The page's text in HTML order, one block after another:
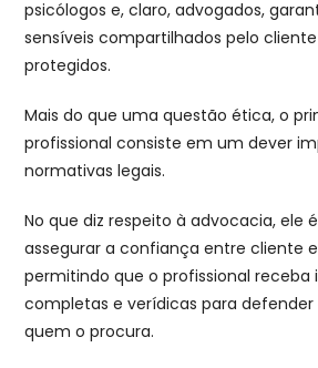
psicólogos e, claro, advogados,
sensíveis compartilhados pelo
protegidos.
Mais do que uma questão ética, o
profissional consiste em um dever
normativas legais.
No que diz respeito à advocacia, ele
assegurar a confiança entre cliente
permitindo que o profissional receba
completas e verídicas para defender
quem o procura.